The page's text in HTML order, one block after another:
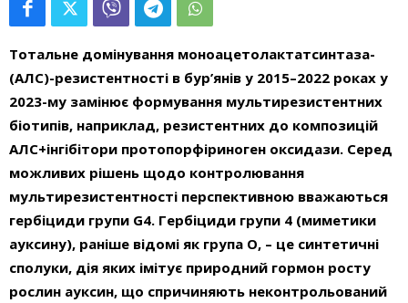
Тотальне домінування моноацетолактатсинтаза-
(АЛС)-резистентності в бур’янів у 2015–2022 роках у
2023-му замінює формування мультирезистентних
біотипів, наприклад, резистентних до композицій
АЛС+інгібітори протопорфіриноген оксидази. Серед
можливих рішень щодо контролювання
мультирезистентності перспективною вважаються
гербіциди групи G4. Гербіциди групи 4 (миметики
ауксину), раніше відомі як група O, – це синтетичні
сполуки, дія яких імітує природний гормон росту
рослин ауксин, що спричиняють неконтрольований